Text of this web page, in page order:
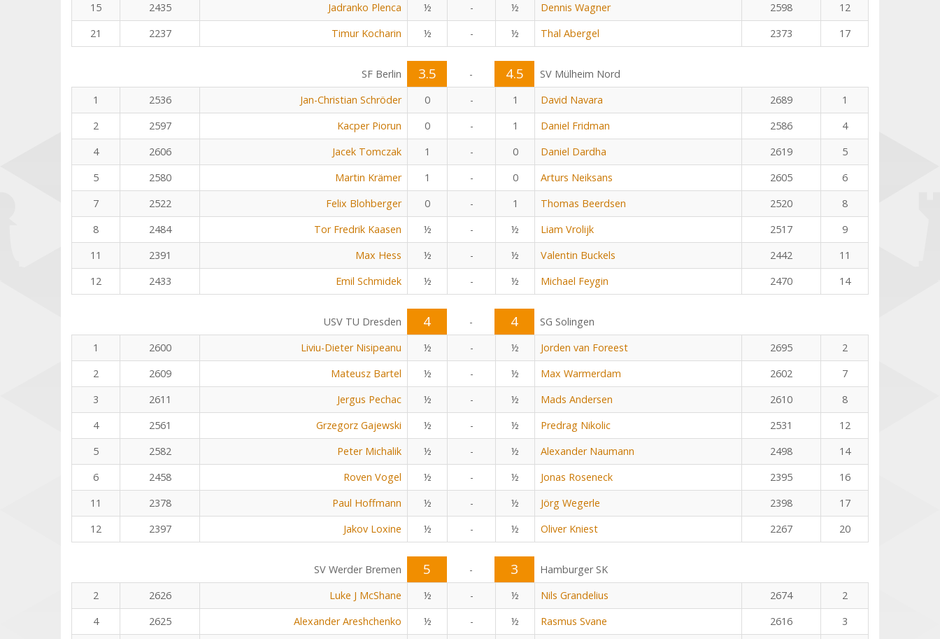
15
2435 Jadranko Plenca ½ - ½ Dennis Wagner 2598
12
21
2237 Timur Kocharin ½ - ½ Thal Abergel 2373 17
SF Berlin 3.5 - 4.5
SV Mülheim Nord
1
2536 Jan-Christian Schröder 0 - 1 David Navara 2689
1
2
2597 Kacper Piorun 0 - 1 Daniel Fridman 2586
4
4
2606 Jacek Tomczak 1 - 0 Daniel Dardha 2619
5
5
2580 Martin Krämer 1 - 0 Arturs Neiksans 2605
6
7
2522 Felix Blohberger 0 - 1 Thomas Beerdsen 2520
8
8
2484 Tor Fredrik Kaasen ½ - ½ Liam Vrolijk 2517
9
11
2391 Max Hess ½ - ½ Valentin Buckels 2442
11
12
2433 Emil Schmidek ½ - ½ Michael Feygin 2470 14
USV TU Dresden 4 - 4
SG Solingen
1
2600 Liviu-Dieter Nisipeanu ½ - ½ Jorden van Foreest 2695
2
2
2609 Mateusz Bartel ½ - ½ Max Warmerdam 2602
7
3
2611 Jergus Pechac ½ - ½ Mads Andersen 2610
8
4
2561 Grzegorz Gajewski ½ - ½ Predrag Nikolic 2531
12
5
2582 Peter Michalik ½ - ½ Alexander Naumann 2498
14
6
2458 Roven Vogel ½ - ½ Jonas Roseneck 2395
16
11
2378 Paul Hoffmann ½ - ½ Jörg Wegerle 2398
17
12
2397 Jakov Loxine ½ - ½ Oliver Kniest 2267 20
SV Werder Bremen 5 - 3
Hamburger SK
2
2626 Luke J McShane ½ - ½ Nils Grandelius 2674
2
4
2625 Alexander Areshchenko ½ - ½ Rasmus Svane 2616
3